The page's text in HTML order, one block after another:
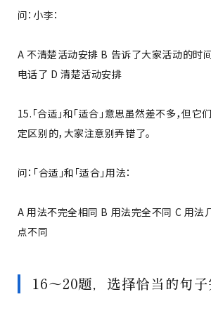
问：小李：
A 不清楚活动安排 B 告诉了大家活动的时
电话了 D 清楚活动安排
15.「合适」和「适合」意思虽然差不多，但
定区别的，大家注意别弄错了。
问：「合适」和「适合」用法：
A 用法不完全相同 B 用法完全不同 C 用法
点不同
16～20题，选择恰当的句